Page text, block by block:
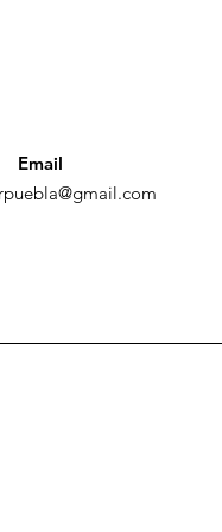
Email